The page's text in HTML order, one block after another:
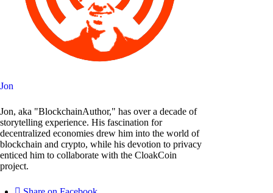
Jon
Jon, aka "BlockchainAuthor," has over a decade of
storytelling experience. His fascination for
decentralized economies drew him into the world of
blockchain and crypto, while his devotion to privacy
enticed him to collaborate with the CloakCoin
project.